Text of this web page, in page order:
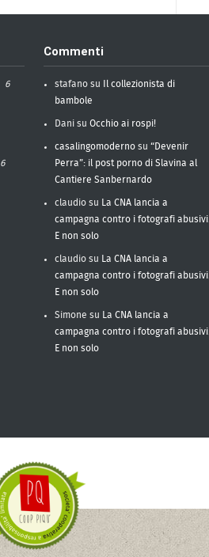
6
6
Commenti
stafano su
Il collezionista di
bambole
Dani suOcchio ai rospi!
casalingomoderno su“Devenir
Perra”: il post porno di Slavina al
Cantiere Sanbernardo
claudio su
La CNA lancia a
campagna contro i fotografi abusivi.
E non solo
claudio su
La CNA lancia a
campagna contro i fotografi abusivi.
E non solo
Simone su
La CNA lancia a
campagna contro i fotografi abusivi.
E non solo